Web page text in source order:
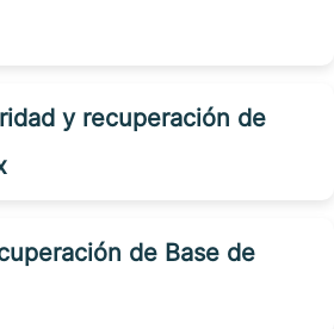
y recuperación de
de Base de